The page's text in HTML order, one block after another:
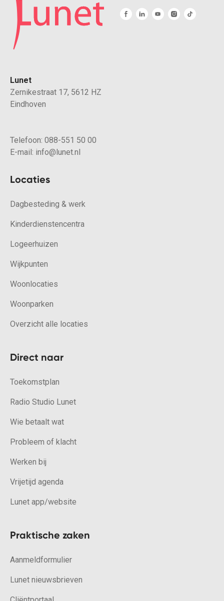
Lunet
Zernikestraat 17, 5612 HZ
Eindhoven
Telefoon: 088-551 50 00
E-mail: info@lunet.nl
Locaties
Dagbesteding & werk
Kinderdienstencentra
Logeerhuizen
Wijkpunten
Woonlocaties
Woonparken
Overzicht alle locaties
Direct naar
Toekomstplan
Radio Studio Lunet
Wie betaalt wat
Probleem of klacht
Werken bij
Vrijetijd agenda
Lunet app/website
Praktische zaken
Aanmeldformulier
Lunet nieuwsbrieven